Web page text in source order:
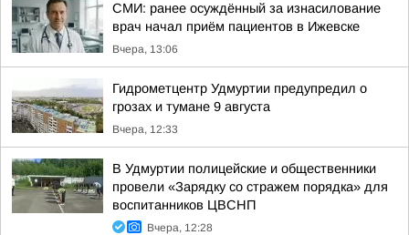
СМИ: ранее осуждённый за изнасилование
врач начал приём пациентов в Ижевске
Вчера, 13:06
Гидрометцентр Удмуртии предупредил о
грозах и тумане 9 августа
Вчера, 12:33
В Удмуртии полицейские и общественники
провели «Зарядку со стражем порядка» для
воспитанников ЦВСНП
Вчера, 12:28